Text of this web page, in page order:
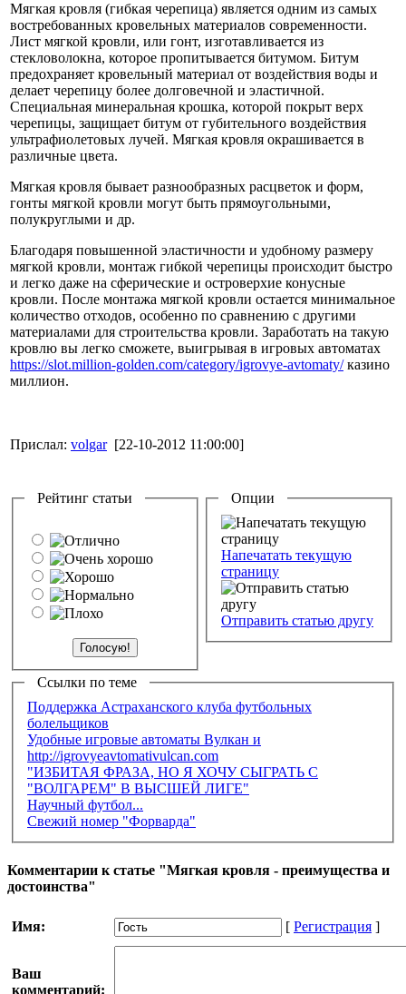
Мягкая кровля (гибкая черепица) является одним из самых
востребованных кровельных материалов современности.
Лист мягкой кровли, или гонт, изготавливается из
стекловолокна, которое пропитывается битумом. Битум
предохраняет кровельный материал от воздействия воды и
делает черепицу более долговечной и эластичной.
Специальная минеральная крошка, которой покрыт верх
черепицы, защищает битум от губительного воздействия
ультрафиолетовых лучей. Мягкая кровля окрашивается в
различные цвета.
Мягкая кровля бывает разнообразных расцветок и форм,
гонты мягкой кровли могут быть прямоугольными,
полукруглыми и др.
Благодаря повышенной эластичности и удобному размеру
мягкой кровли, монтаж гибкой черепицы происходит быстро
и легко даже на сферические и островерхие конусные
кровли. После монтажа мягкой кровли остается минимальное
количество отходов, особенно по сравнению с другими
материалами для строительства кровли. Заработать на такую
кровлю вы легко сможете, выигрывая в игровых автоматах
https://slot.million-golden.com/category/igrovye-avtomaty/казино
миллион.
Прислал: volgar [22-10-2012 11:00:00]
Рейтинг статьи Опции
Напечатать текущую
страницу
Отправить статью другу
Ссылки по теме
Поддержка Астраханского клуба футбольных
болельщиков
Удобные игровые автоматы Вулкан и
http://igrovyeavtomativulcan.com
"ИЗБИТАЯ ФРАЗА, НО Я ХОЧУ СЫГРАТЬ С
"ВОЛГАРЕМ" В ВЫСШЕЙ ЛИГЕ"
Научный футбол...
Свежий номер "Форварда"
Комментарии к статье "Мягкая кровля - преимущества и
достоинства"
Имя: [ Регистрация ]
Ваш
комментарий: